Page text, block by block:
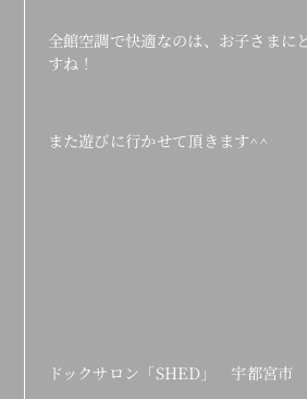
全館空調で快適なのは、お子さまに
すね！
また遊びに行かせて頂きます^^
ドックサロン「SHED」 宇都宮市